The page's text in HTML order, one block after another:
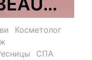
Косметолог
СПА